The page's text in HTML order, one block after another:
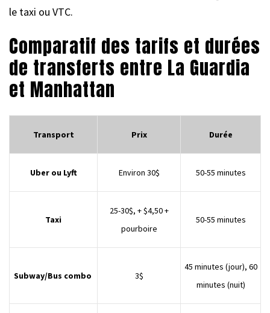
le taxi ou VTC.
Comparatif des tarifs et durées
de transferts entre La Guardia
et Manhattan
Transport Prix Durée
Uber ou Lyft Environ 30$ 50-55 minutes
Taxi
25-30$, + $4,50 +
pourboire
50-55 minutes
Subway/Bus combo 3$
45 minutes (jour), 60
minutes (nuit)